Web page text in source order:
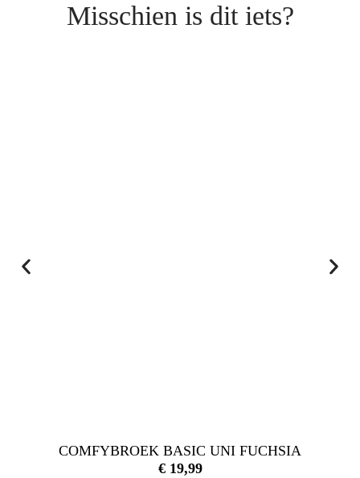
Misschien is dit iets?
COMFYBROEK BASIC UNI FUCHSIA
€19,99